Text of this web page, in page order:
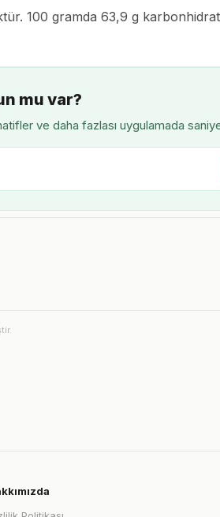
100 gramda 63,9 g
mu var?
ve daha fazlası uygulamada